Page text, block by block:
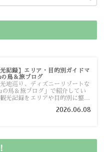
光記録】エリア・目的別ガイドマ
鳥＆旅ブログ
地巡り、ディズニーリゾートな
鳥＆旅ブログ」で紹介してい
光記録をエリアや目的別に整理
スムーズに見つけていただけま
2026.06.08